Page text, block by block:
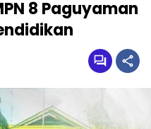
8 Paguyaman